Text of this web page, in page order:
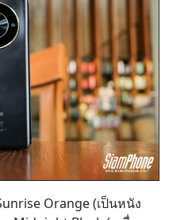
Orange (เป็นหนัง